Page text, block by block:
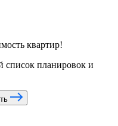
квартир!
список планировок и